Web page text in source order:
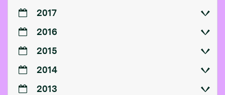
2017
2016
2015
2014
2013